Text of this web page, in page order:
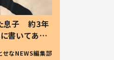
息子 約3年
書いてあっ
せなNEWS編集部